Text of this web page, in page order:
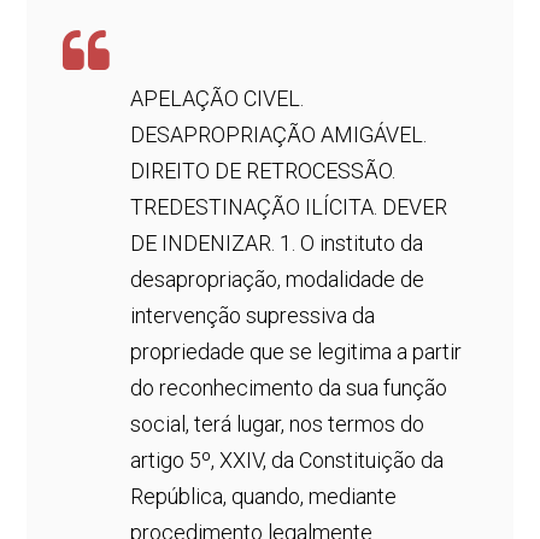
APELAÇÃO CIVEL.
DESAPROPRIAÇÃO AMIGÁVEL.
DIREITO DE RETROCESSÃO.
TREDESTINAÇÃO ILÍCITA. DEVER
DE INDENIZAR. 1. O instituto da
desapropriação, modalidade de
intervenção supressiva da
propriedade que se legitima a partir
do reconhecimento da sua função
social, terá lugar, nos termos do
artigo 5º, XXIV, da Constituição da
República, quando, mediante
procedimento legalmente